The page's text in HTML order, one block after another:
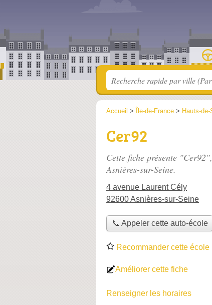
Accueil > Île-de-France > Hauts-de-
Cer92
Cette fiche présente
Asnières-sur-Seine.
4 avenue Laurent Cély
92600 Asnières-sur-Seine
📞 Appeler cette auto-école
Recommander cette école
Améliorer cette fiche
Renseigner les horaires